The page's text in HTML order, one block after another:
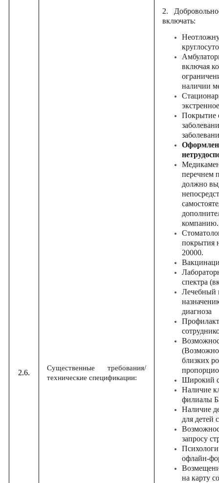
2.6.
Существенные требования/
технические спецификации:
2.
включать:
включая
наличии
экстренное
Покрытие
перечнем
должно
покрытия
20000.
спектра
Лечебный
диагноза
близких
Широкий
Наличие
филиалы
Наличие
для детей
запросу
офлайн-
на карту